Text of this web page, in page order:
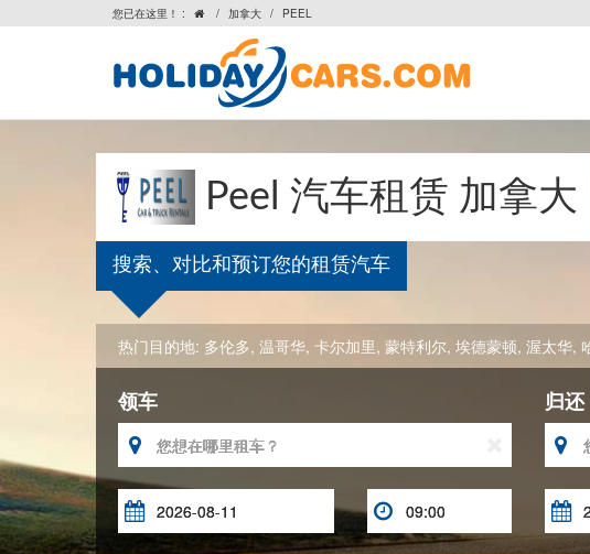
您已在这里！ :  / 加拿大 / PEEL
Peel 汽车租赁 加拿大
搜索、对比和预订您的租赁汽车
热门目的地: 多伦多, 温哥华, 卡尔加里, 蒙特利尔, 埃德蒙顿, 渥太华,
领车

 
归还

